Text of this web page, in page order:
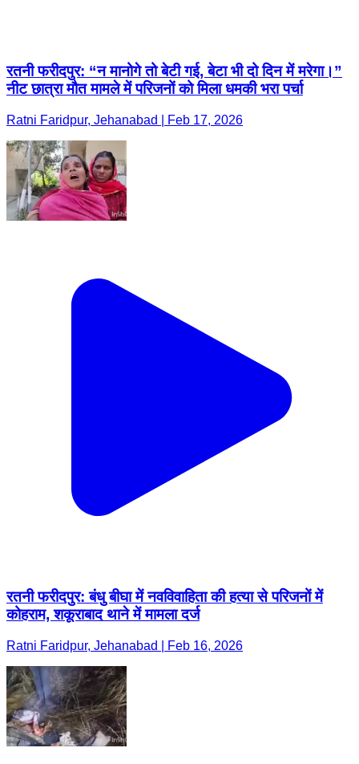
रतनी फरीदपुर: “न मानोगे तो बेटी गई, बेटा भी दो दिन में मरेगा।”
नीट छात्रा मौत मामले में परिजनों को मिला धमकी भरा पर्चा
Ratni Faridpur, Jehanabad | Feb 17, 2026
रतनी फरीदपुर: बंधु बीघा में नवविवाहिता की हत्या से परिजनों में
कोहराम, शकूराबाद थाने में मामला दर्ज
Ratni Faridpur, Jehanabad | Feb 16, 2026